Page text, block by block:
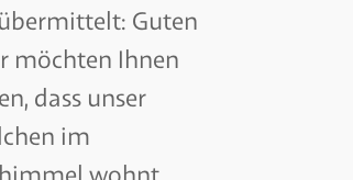
Guten
möchten Ihnen
dass unser
im